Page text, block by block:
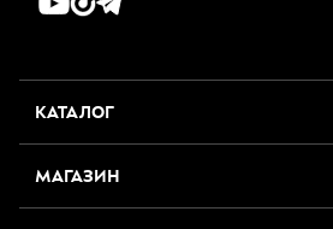
КАТАЛОГ
МАГАЗИН